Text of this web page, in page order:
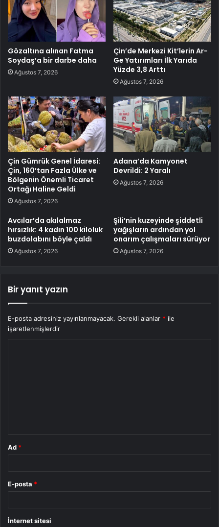
Gözaltına alınan Fatma
Soydaş’a bir darbe daha
Ağustos 7, 2026
Çin’de Merkezi Kit’lerin Ar-
Ge Yatırımları İlk Yarıda
Yüzde 3,8 Arttı
Ağustos 7, 2026
Çin Gümrük Genel İdaresi:
Çin, 160’tan Fazla Ülke ve
Bölgenin Önemli Ticaret
Ortağı Haline Geldi
Ağustos 7, 2026
Adana’da Kamyonet
Devrildi: 2 Yaralı
Ağustos 7, 2026
Avcılar’da akılalmaz
hırsızlık: 4 kadın 100 kiloluk
buzdolabını böyle çaldı
Ağustos 7, 2026
Şili’nin kuzeyinde şiddetli
yağışların ardından yol
onarım çalışmaları sürüyor
Ağustos 7, 2026
Bir yanıt yazın
E-posta adresiniz yayınlanmayacak. Gerekli alanlar * ile
işaretlenmişlerdir
Ad *
E-posta *
İnternet sitesi